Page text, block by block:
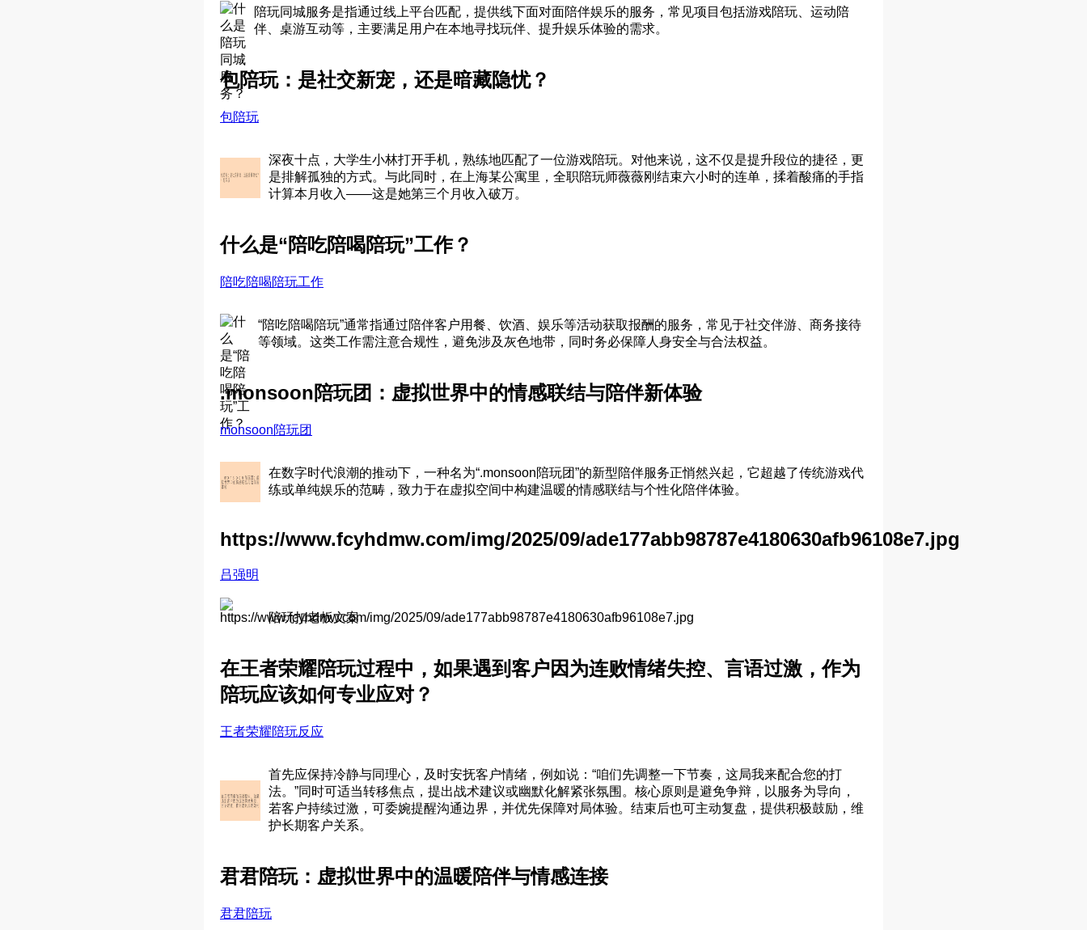
陪玩同城服务是指通过线上平台匹配，提供线下面对面陪伴娱乐的服务，常见项目包括游戏陪玩、运动陪
伴、桌游互动等，主要满足用户在本地寻找玩伴、提升娱乐体验的需求。
包陪玩：是社交新宠，还是暗藏隐忧？
包陪玩
深夜十点，大学生小林打开手机，熟练地匹配了一位游戏陪玩。对他来说，这不仅是提升段位的捷径，更
是排解孤独的方式。与此同时，在上海某公寓里，全职陪玩师薇薇刚结束六小时的连单，揉着酸痛的手指
计算本月收入——这是她第三个月收入破万。
什么是“陪吃陪喝陪玩”工作？
陪吃陪喝陪玩工作
“陪吃陪喝陪玩”通常指通过陪伴客户用餐、饮酒、娱乐等活动获取报酬的服务，常见于社交伴游、商务接待
等领域。这类工作需注意合规性，避免涉及灰色地带，同时务必保障人身安全与合法权益。
.monsoon陪玩团：虚拟世界中的情感联结与陪伴新体验
monsoon陪玩团
在数字时代浪潮的推动下，一种名为“.monsoon陪玩团”的新型陪伴服务正悄然兴起，它超越了传统游戏代
练或单纯娱乐的范畴，致力于在虚拟空间中构建温暖的情感联结与个性化陪伴体验。
https://www.fcyhdmw.com/img/2025/09/ade177abb98787e4180630afb96108e7.jpg
吕强明
陪玩扣老板文案
在王者荣耀陪玩过程中，如果遇到客户因为连败情绪失控、言语过激，作为
陪玩应该如何专业应对？
王者荣耀陪玩反应
首先应保持冷静与同理心，及时安抚客户情绪，例如说：“咱们先调整一下节奏，这局我来配合您的打
法。”同时可适当转移焦点，提出战术建议或幽默化解紧张氛围。核心原则是避免争辩，以服务为导向，
若客户持续过激，可委婉提醒沟通边界，并优先保障对局体验。结束后也可主动复盘，提供积极鼓励，维
护长期客户关系。
君君陪玩：虚拟世界中的温暖陪伴与情感连接
君君陪玩